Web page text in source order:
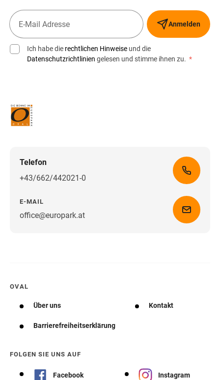
Anmelden
Ich habe die rechtlichen Hinweise und die
Datenschutzrichtlinien gelesen und stimme ihnen zu. *
Telefon
+43/662/442021-0
E-MAIL
office@europark.atWegbeschreibung erhalten
OVAL
Über uns Kontakt
Barrierefreiheitserklärung
FOLGEN SIE UNS AUF
Facebook Instagram